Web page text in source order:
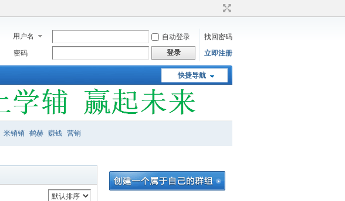
用户名 自动登录
找回密码
密码
登录 立即注册
快捷导航
米销销 鹤赫 赚钱 营销